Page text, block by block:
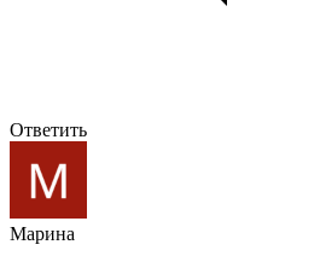
Ответить
Марина